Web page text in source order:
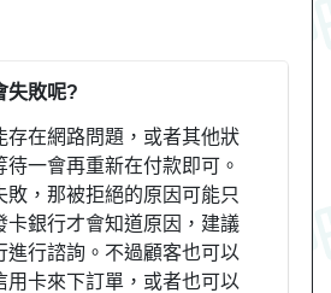
失敗呢?
存在網路問題，或者其他狀
待一會再重新在付款即可。
敗，那被拒絕的原因可能只
卡銀行才會知道原因，建議
進行諮詢。不過顧客也可以
用卡來下訂單，或者也可以